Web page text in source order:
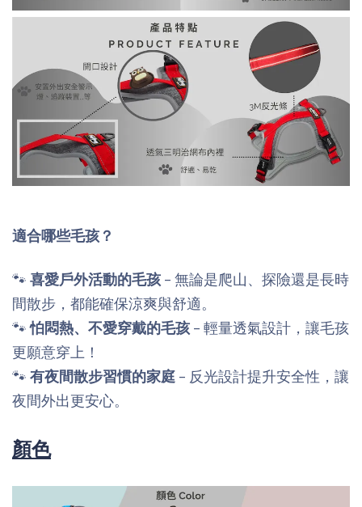
適合哪些毛孩？
🐾 喜愛戶外活動的毛孩– 無論是爬山、探險還是長時
間散步，都能確保涼爽與舒適。
🐾怕悶熱、不愛穿戴的毛孩– 輕量透氣設計，讓毛孩
更願意穿上！
🐾 有夜間散步習慣的家庭 – 反光設計提升安全性，讓
夜間外出更安心。
顏色